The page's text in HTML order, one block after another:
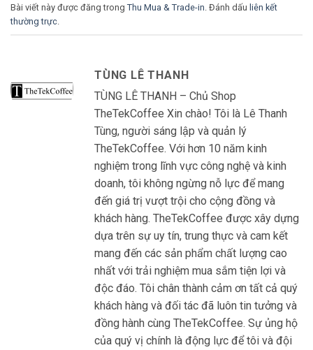
Bài viết này được đăng trong Thu Mua & Trade-in. Đánh dấu liên kết
thường trực.
TÙNG LÊ THANH
TÙNG LÊ THANH – Chủ Shop
TheTekCoffee Xin chào! Tôi là Lê Thanh
Tùng, người sáng lập và quản lý
TheTekCoffee. Với hơn 10 năm kinh
nghiệm trong lĩnh vực công nghệ và kinh
doanh, tôi không ngừng nỗ lực để mang
đến giá trị vượt trội cho cộng đồng và
khách hàng. TheTekCoffee được xây dựng
dựa trên sự uy tín, trung thực và cam kết
mang đến các sản phẩm chất lượng cao
nhất với trải nghiệm mua sắm tiện lợi và
độc đáo. Tôi chân thành cảm ơn tất cả quý
khách hàng và đối tác đã luôn tin tưởng và
đồng hành cùng TheTekCoffee. Sự ủng hộ
của quý vị chính là động lực để tôi và đội